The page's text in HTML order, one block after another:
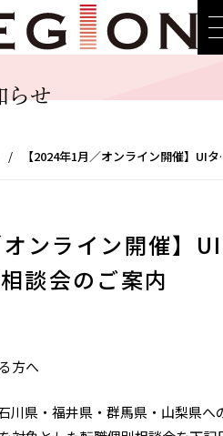
らせ
/ 【2024年1月／オンライン開催】UIターン転職個別相談会のご案内
ンライン開催】UI
談会のご案内
方へ
川県・福井県・群馬県・山梨県へ